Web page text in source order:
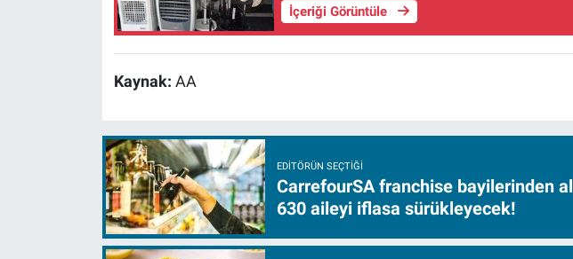
İçeriği Görüntüle
Kaynak: AA
EDITÖRÜN SEÇTIĞI
CarrefourSA franchise bayilerinden
630 aileyi iflasa sürükleyecek!